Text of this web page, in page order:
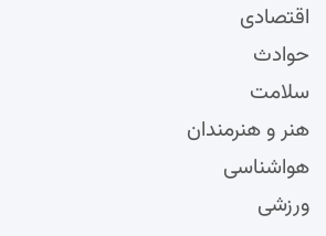
اقتصادی
حوادث
سلامت
هنر و هنرمندان
هواشناسی
ورزشی